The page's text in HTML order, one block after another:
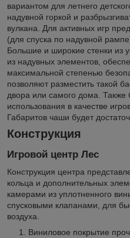
вариантом для летнего
надувной горкой и
вулкана. Для активных игр
(для спуска по надувной
Большие и широкие стенки из
из надувных элементов,
максимальной степенью
позволяют разместить такой
двора или самого дома. Также
использования в качестве
Габаритов чаши будет
Конструкция
Игровой центр Лес
Конструкция центра
кольца и дополнительных
камерами из уплотненного
спусковыми клапанами, для
воздуха.
Виниловое покрытие